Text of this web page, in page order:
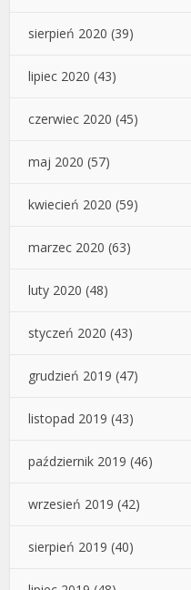
sierpień 2020 (39)
lipiec 2020 (43)
czerwiec 2020 (45)
maj 2020 (57)
kwiecień 2020 (59)
marzec 2020 (63)
luty 2020 (48)
styczeń 2020 (43)
grudzień 2019 (47)
listopad 2019 (43)
październik 2019 (46)
wrzesień 2019 (42)
sierpień 2019 (40)